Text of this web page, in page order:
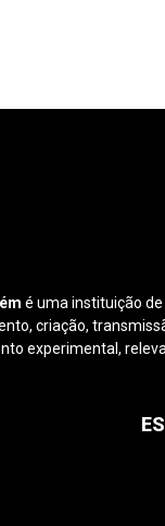
é uma instituição
criação,
experimental,